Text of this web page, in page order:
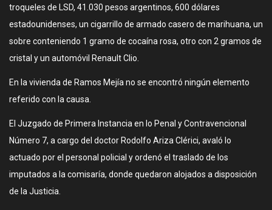
troqueles de LSD, 41.030 pesos argentinos, 600 dólares
estadounidenses, un cigarrillo de armado casero de marihuana, un
sobre conteniendo 1 gramo de cocaína rosa, otro con 2 gramos de
cristal y un automóvil Renault Clio.
En la vivienda de Ramos Mejía no se encontró ningún elemento
referido con la causa.
El Juzgado de Primera Instancia en lo Penal y Contravencional
Número 7, a cargo del doctor Rodolfo Ariza Clérici, avaló lo
actuado por el personal policial y ordenó el traslado de los
imputados a la comisaría, donde quedaron alojados a disposición
de la Justicia.